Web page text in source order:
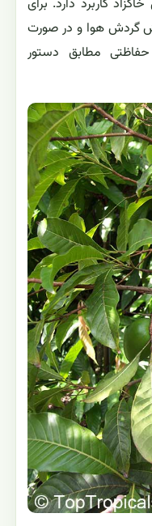
کاربرد دارد. برای
گردش هوا و در صورت
مطابق دستور